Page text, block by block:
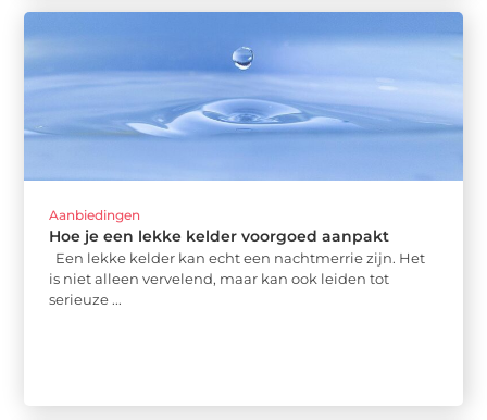
Aanbiedingen
Hoe je een lekke kelder voorgoed aanpakt
Een lekke kelder kan echt een nachtmerrie zijn. Het
is niet alleen vervelend, maar kan ook leiden tot
serieuze ...